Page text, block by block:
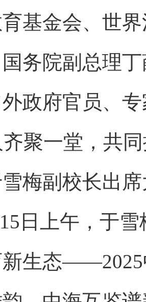
基金会、世
务院副总理
政府官员、
齐聚一堂，共
梅副校长出
日上午，于
生态——2025